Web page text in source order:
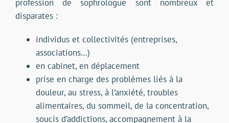
profession de sophrologue sont nombreux et
disparates :
individus et collectivités (entreprises,
associations…)
en cabinet, en déplacement
prise en charge des problèmes liés à la
douleur, au stress, à l’anxiété, troubles
alimentaires, du sommeil, de la concentration,
soucis d’addictions, accompagnement à la